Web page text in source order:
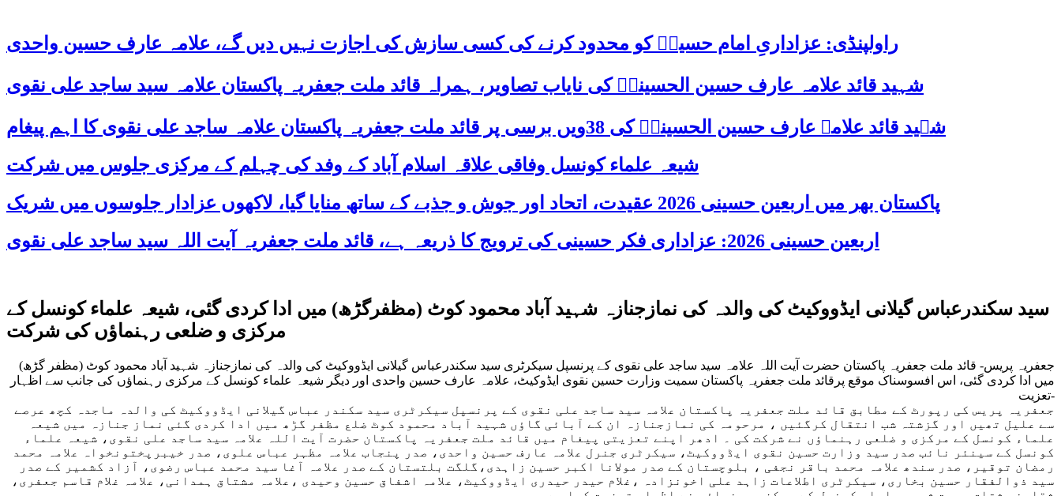
راولپنڈی: عزاداریِ امام حسینؑ کو محدود کرنے کی کسی سازش کی اجازت نہیں دیں گے، علامہ عارف حسین واحدی
شہید قائد علامہ عارف حسین الحسینیؒ کی نایاب تصاویر، ہمراہ قائد ملت جعفریہ پاکستان علامہ سید ساجد علی نقوی
شہید قائد علامہ عارف حسین الحسینیؒ کی 38ویں برسی پر قائد ملت جعفریہ پاکستان علامہ ساجد علی نقوی کا اہم پیغام
شیعہ علماء کونسل وفاقی علاقہ اسلام آباد کے وفد کی چہلم کے مرکزی جلوس میں شرکت
پاکستان بھر میں اربعین حسینی 2026 عقیدت، اتحاد اور جوش و جذبے کے ساتھ منایا گیا، لاکھوں عزادار جلوسوں میں شریک
اربعین حسینی 2026: عزاداری فکر حسینی کی ترویج کا ذریعہ ہے، قائد ملت جعفریہ آیت اللہ سید ساجد علی نقوی
سید سکندرعباس گیلانی ایڈووکیٹ کی والدہ کی نمازجنازہ شہید آباد محمود کوٹ (مظفرگڑھ) میں ادا کردی گئی، شیعہ علماء کونسل کے
مرکزی و ضلعی رہنماؤں کی شرکت
جعفریہ پریس- قائد ملت جعفریہ پاکستان حضرت آیت اللہ علامہ سید ساجد علی نقوی کے پرنسپل سیکرٹری سید سکندرعباس گیلانی ایڈووکیٹ کی والدہ کی نمازجنازہ شہید آباد محمود کوٹ (مظفر گڑھ)
میں ادا کردی گئی، اس افسوسناک موقع پرقائد ملت جعفریہ پاکستان سمیت وزارت حسین نقوی ایڈوکیٹ، علامہ عارف حسین واحدی اور دیگر شیعہ علماء کونسل کے مرکزی رہنماؤں کی جانب سے اظہار
تعزیت-
جعفریہ پریس کی رپورٹ کے مطابق قائد ملت جعفریہ پاکستان علامہ سید ساجد علی نقوی کے پرنسپل سیکرٹری سید سکندر عباس گیلانی ایڈووکیٹ کی والدہ ماجدہ کچھ عرصے
سے علیل تھیں اور گزشتہ شب انتقال کرگئیں ، مرحومہ کی نمازجنازہ ان کے آبائی گاؤں شہید آباد محمود کوٹ ضلع مظفر گڑھ میں ادا کردی گئی نماز جنازہ میں شیعہ
علماء کونسل کے مرکزی و ضلعی رہنماؤں نے شرکت کی ۔ ادھر اپنے تعزیتی پیغام میں قائد ملت جعفریہ پاکستان حضرت آیت اللہ علامہ سید ساجد علی نقوی، شیعہ علماء
کونسل کے سینئر نائب صدر سید وزارت حسین نقوی ایڈووکیٹ، سیکرٹری جنرل علامہ عارف حسین واحدی، صدر پنجاب علامہ مظہر عباس علوی، صدر خیبرپختونخواہ علامہ محمد
رمضان توقیر، صدر سندھ علامہ محمد باقر نجفی ، بلوچستان کے صدر مولانا اکبر حسین زاہدی،گلگت بلتستان کے صدر علامہ آغا سید محمد عباس رضوی، آزاد کشمیر کے صدر
سید ذوالفقار حسین بخاری، سیکرٹری اطلاعات زاہد علی اخونزادہ ،غلام حیدر حیدری ایڈووکیٹ، علامہ اشفاق حسین وحیدی ،علامہ مشتاق ہمدانی، علامہ غلام قاسم جعفری،